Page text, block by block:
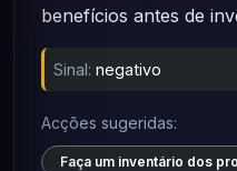
benefícios antes de
Sinal: negativo
Acções sugeridas:
Faça um inventário dos